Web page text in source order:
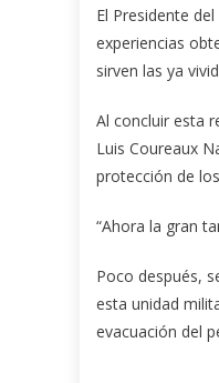
El Presidente
experiencias
sirven las ya
Al concluir esta
Luis Coureaux
protección de
“Ahora la gran
Poco después,
esta unidad
evacuación del